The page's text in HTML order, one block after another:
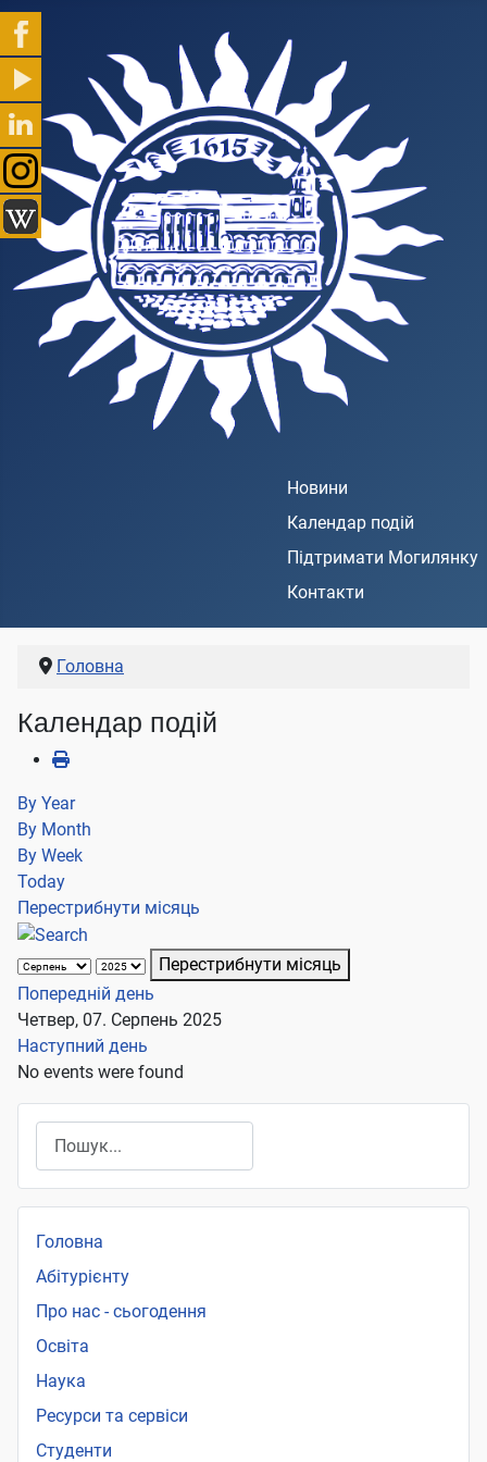
Новини
Календар подій
Підтримати Могилянку
Контакти
Головна
Календар подій
By Year
By Month
By Week
Today
Перестрибнути місяць
Перестрибнути місяць
Попередній день
Четвер, 07. Серпень 2025
Наступний день
No events were found
Головна
Абітурієнту
Про нас - сьогодення
Освіта
Наука
Ресурси та сервіси
Студенти